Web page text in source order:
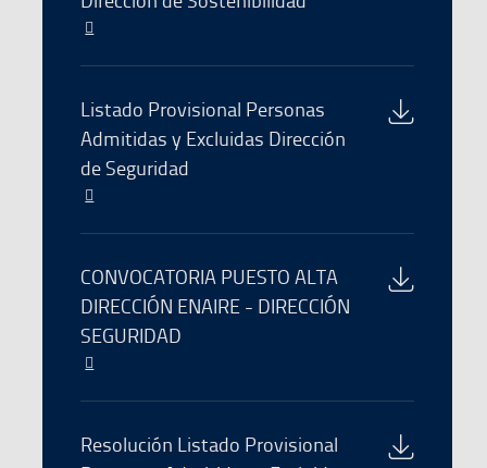
file
se
abre
en
una
nueva
Download
of
the
file
Listado Provisional Personas
Admitidas y Excluidas Dirección
de Seguridad
se
abre
en
una
nueva
Download
of
the
file
CONVOCATORIA PUESTO ALTA
DIRECCIÓN ENAIRE - DIRECCIÓN
SEGURIDAD
se
abre
en
Download
Resolución Listado Provisional